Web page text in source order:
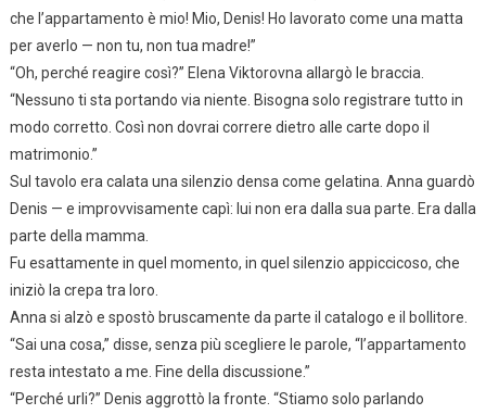
che l’appartamento è mio! Mio, Denis! Ho lavorato come una matta
per averlo — non tu, non tua madre!”
“Oh, perché reagire così?” Elena Viktorovna allargò le braccia.
“Nessuno ti sta portando via niente. Bisogna solo registrare tutto in
modo corretto. Così non dovrai correre dietro alle carte dopo il
matrimonio.”
Sul tavolo era calata una silenzio densa come gelatina. Anna guardò
Denis — e improvvisamente capì: lui non era dalla sua parte. Era dalla
parte della mamma.
Fu esattamente in quel momento, in quel silenzio appiccicoso, che
iniziò la crepa tra loro.
Anna si alzò e spostò bruscamente da parte il catalogo e il bollitore.
“Sai una cosa,” disse, senza più scegliere le parole, “l’appartamento
resta intestato a me. Fine della discussione.”
“Perché urli?” Denis aggrottò la fronte. “Stiamo solo parlando